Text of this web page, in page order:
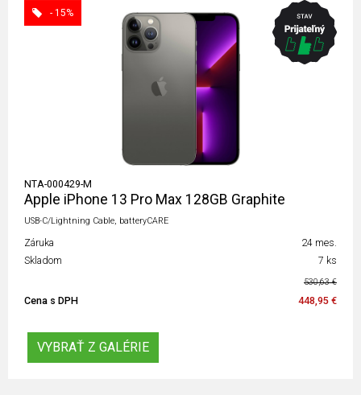
- 15%
NTA-000429-M
Apple iPhone 13 Pro Max 128GB Graphite
USB-C/Lightning Cable, batteryCARE
Záruka
24 mes.
Skladom
7 ks
530,63 €
Cena s DPH 448,95 €
VYBRAŤ Z GALÉRIE